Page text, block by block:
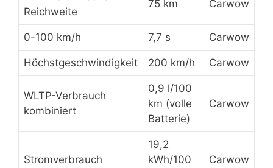
Reichweite
75 km Carwow
0-100 km/h 7,7 s Carwow
Höchstgeschwindigkeit 200 km/h Carwow
WLTP-Verbrauch
kombiniert
0,9 l/100
km (volle
Batterie)
Carwow
Stromverbrauch
19,2
kWh/100
Carwow